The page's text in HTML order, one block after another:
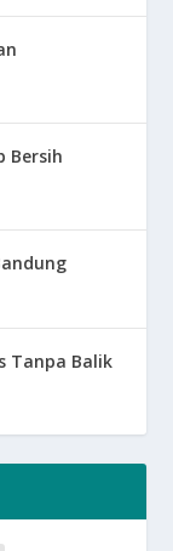
Bersih
Tanpa Balik